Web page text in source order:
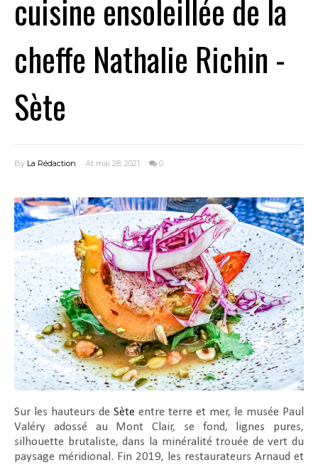
cuisine ensoleillée de la
cheffe Nathalie Richin -
Sète
By La Rédaction At mai 28, 2021 0
Sur les hauteurs de Sète entre terre et mer, le musée Paul
Valéry adossé au Mont Clair, se fond, lignes pures,
silhouette brutaliste, dans la minéralité trouée de vert du
paysage méridional. Fin 2019, les restaurateurs Arnaud et